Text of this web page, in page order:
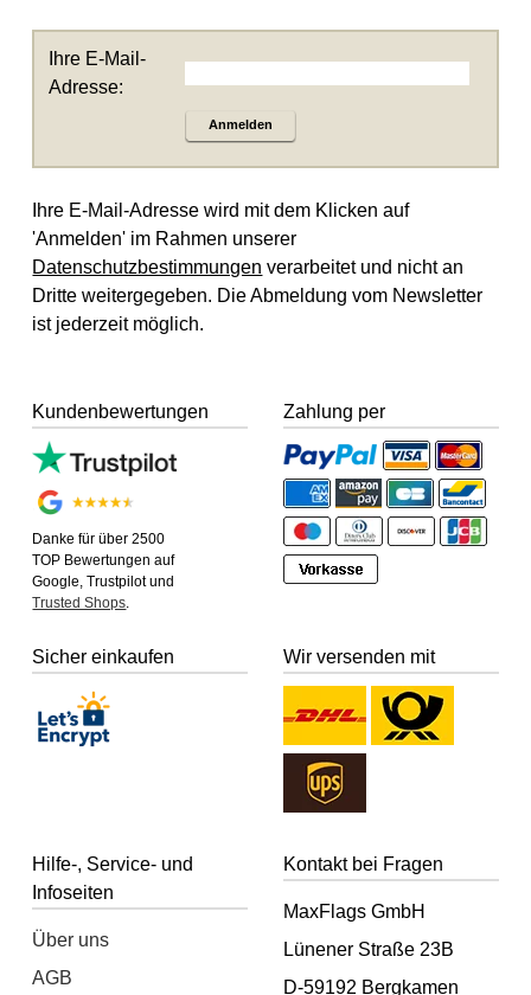
Ihre E-Mail-
Adresse:
Anmelden
Ihre E-Mail-Adresse wird mit dem Klicken auf
'Anmelden' im Rahmen unserer
Datenschutzbestimmungen verarbeitet und nicht an
Dritte weitergegeben. Die Abmeldung vom Newsletter
ist jederzeit möglich.
Kundenbewertungen
Danke für über 2500
TOP Bewertungen auf
Google, Trustpilot und
Trusted Shops.
Zahlung per
Sicher einkaufen Wir versenden mit
Hilfe-, Service- und
Infoseiten
Über uns
AGB
Kontakt bei Fragen
MaxFlags GmbH
Lünener Straße 23B
D-59192 Bergkamen